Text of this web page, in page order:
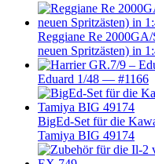
Reggiane Re
neuen Spritzästen) in
Eduard 1/48 — #1166
BigEd-Set für die
Tamiya BIG 49174